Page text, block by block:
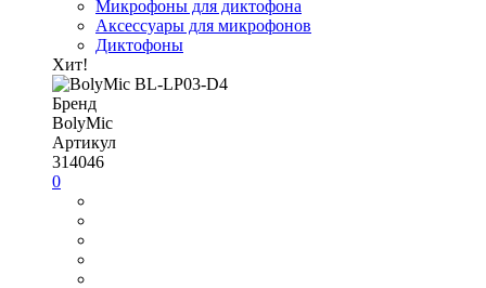
Микрофоны для диктофона
Аксессуары для микрофонов
Диктофоны
Хит!
Бренд
BolyMic
Артикул
314046
0